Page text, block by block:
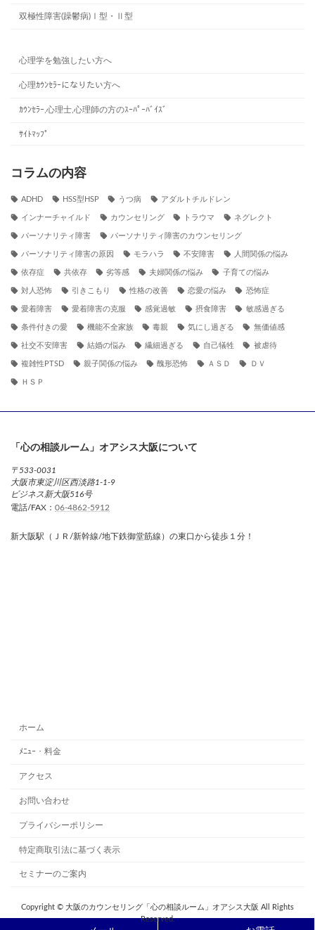
双極性障害(躁鬱病)Ⅰ型・Ⅱ型
心理学を勉強したい方へ
心理ｶｳﾝｾﾗｰになりたい方へ
ｶｳﾝｾﾗｰ,心理士,心理師の方のｽｰﾊﾟｰﾊﾞｲｽﾞ
ｻｲﾄﾏｯﾌﾟ
コラムの内容
ADHD HSS型HSP うつ病 アダルトチルドレン
インナーチャイルド カウンセリング トラウマ ネグレクト
パーソナリティ障害 パーソナリティ障害のカウンセリング
パーソナリティ障害の原因 モラハラ 不安障害 人間関係の悩み
依存症 共依存 劣等感 夫婦関係の悩み 子育ての悩み
対人恐怖 引きこもり 性格の改善 恋愛の悩み 恐怖症
愛着障害 愛着障害の克服 感覚過敏 摂食障害 敏感過ぎる
条件付きの愛 機能不全家族 毒親 気にし過ぎる 無価値感
社交不安障害 結婚の悩み 繊細過ぎる 自己犠牲 被虐待
複雑性PTSD 親子関係の悩み 醜形恐怖 ＡＳＤ ＤＶ
ＨＳＰ
「心の相談ルーム」オアシス大阪について
〒533-0031
大阪市東淀川区西淡路1-1-9
ビジネス新大阪516号
電話/FAX： 06-4862-5912
新大阪駅（ＪＲ/新幹線/地下鉄御堂筋線）の東口から徒歩１分！
ホーム
ﾒﾆｭｰ・料金
アクセス
お問い合わせ
プライバシーポリシー
特定商取引法に基づく表示
セミナーのご案内
Copyright © 大阪のカウンセリング「心の相談ルーム」オアシス大阪 All Rights
Reserved.